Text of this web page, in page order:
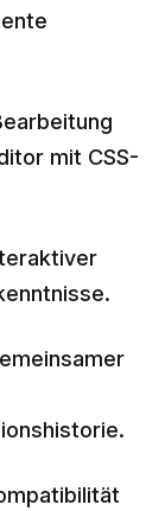
mit CSS-